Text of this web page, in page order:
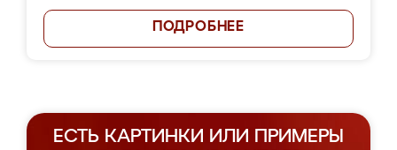
ПОДРОБНЕЕ
ЕСТЬ КАРТИНКИ ИЛИ ПРИМЕРЫ